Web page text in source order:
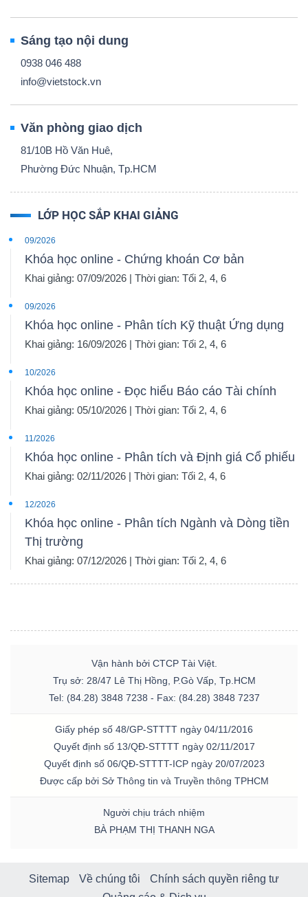
Sáng tạo nội dung
0938 046 488
info@vietstock.vn
Văn phòng giao dịch
81/10B Hồ Văn Huê,
Phường Đức Nhuận, Tp.HCM
LỚP HỌC SẮP KHAI GIẢNG
09/2026
Khóa học online - Chứng khoán Cơ bản
Khai giảng: 07/09/2026 | Thời gian: Tối 2, 4, 6
09/2026
Khóa học online - Phân tích Kỹ thuật Ứng dụng
Khai giảng: 16/09/2026 | Thời gian: Tối 2, 4, 6
10/2026
Khóa học online - Đọc hiểu Báo cáo Tài chính
Khai giảng: 05/10/2026 | Thời gian: Tối 2, 4, 6
11/2026
Khóa học online - Phân tích và Định giá Cổ phiếu
Khai giảng: 02/11/2026 | Thời gian: Tối 2, 4, 6
12/2026
Khóa học online - Phân tích Ngành và Dòng tiền
Thị trường
Khai giảng: 07/12/2026 | Thời gian: Tối 2, 4, 6
Vận hành bởi CTCP Tài Việt.
Trụ sở: 28/47 Lê Thị Hồng, P.Gò Vấp, Tp.HCM
Tel: (84.28) 3848 7238 - Fax: (84.28) 3848 7237
Giấy phép số 48/GP-STTTT ngày 04/11/2016
Quyết định số 13/QĐ-STTTT ngày 02/11/2017
Quyết định số 06/QĐ-STTTT-ICP ngày 20/07/2023
Được cấp bởi Sở Thông tin và Truyền thông TPHCM
Người chịu trách nhiệm
BÀ PHẠM THỊ THANH NGA
Sitemap Về chúng tôi
Chính sách quyền riêng tư